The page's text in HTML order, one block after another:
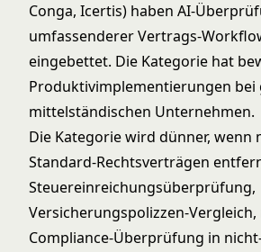
Conga, Icertis) haben AI-
umfassenderer Vertrags-
eingebettet. Die Kategorie hat
Produktivimplementierungen bei
mittelständischen Unternehmen.
Die Kategorie wird dünner, wenn
Standard-Rechtsverträgen
Steuereinreichungsüberprüfung,
Versicherungspolizzen-
Compliance-Überprüfung in